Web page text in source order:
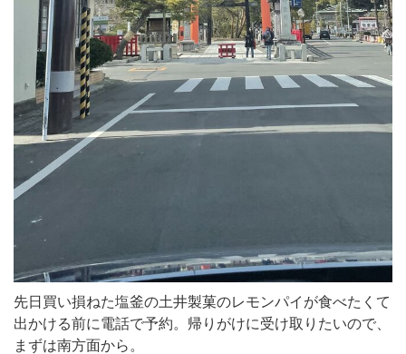
先日買い損ねた塩釜の土井製菓のレモンパイが食べたくて
出かける前に電話で予約。帰りがけに受け取りたいので、
まずは南方面から。